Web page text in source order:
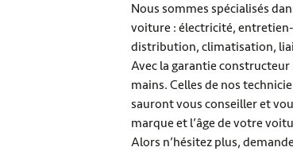
Nous sommes spécialisés
voiture : électricité,
distribution, climatisation,
Avec la garantie
mains. Celles de nos
sauront vous conseiller et
marque et l’âge de votre
Alors n’hésitez plus,